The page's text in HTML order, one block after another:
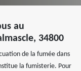
au
34800
de la fumée dans
la fumisterie. Pour